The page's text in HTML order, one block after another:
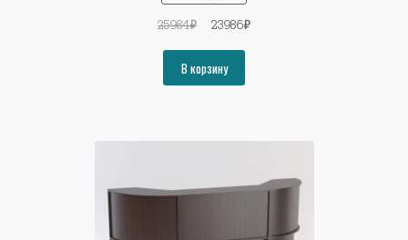
25984₽
Первоначальная
составляла
25984₽.
23986₽Текущая
В корзину